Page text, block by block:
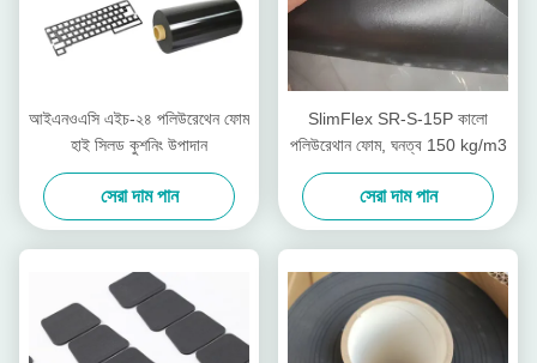
আইএনওএসি এইচ-২৪ পলিউরেথেন ফোম
হাই সিলড কুশনিং উপাদান
সেরা দাম পান
SlimFlex SR-S-15P কালো
পলিউরেথান ফোম, ঘনত্ব 150 kg/m3
সেরা দাম পান